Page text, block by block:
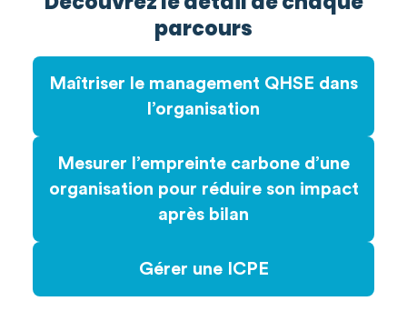
parcours
Maîtriser le management QHSE dans
l’organisation
Mesurer l’empreinte carbone d’une
organisation pour réduire son impact
après bilan
Gérer une ICPE